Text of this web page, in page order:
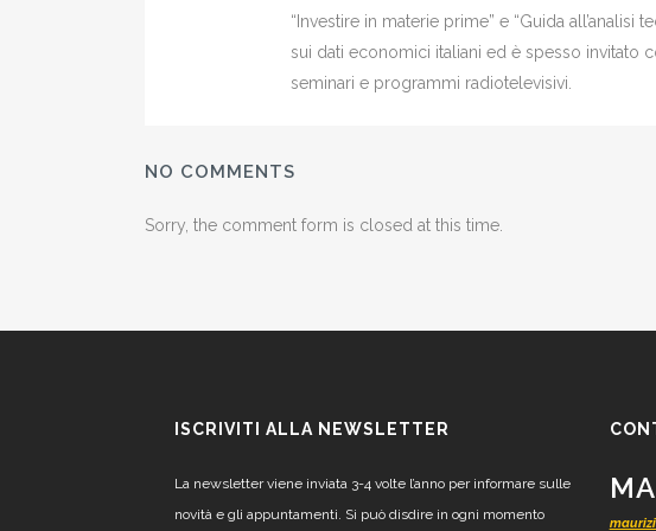
“Investire in materie prime” e “Guida
sui dati economici italiani ed è spesso invitato
seminari e programmi radiotelevisivi.
NO COMMENTS
Sorry, the comment form is closed at this time.
ISCRIVITI ALLA NEWSLETTER
La newsletter viene inviata 3-4 volte l’anno per informare sulle
novità e gli appuntamenti. Si può disdire in ogni momento